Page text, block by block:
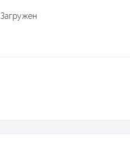
Загружен